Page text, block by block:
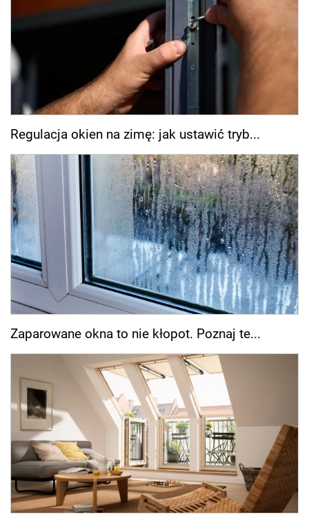
Regulacja okien na zimę: jak ustawić tryb...
Zaparowane okna to nie kłopot. Poznaj te...